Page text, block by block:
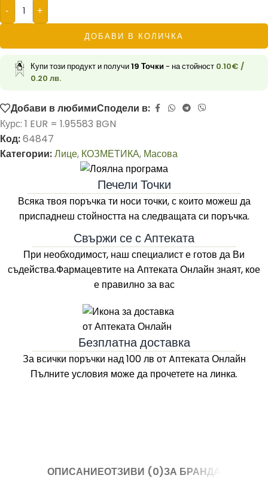
- +
ДОБАВИ В КОЛИЧКА
Купи този продукт и получи19 Точки- на стойност 0.10€ /
0.20 лв.
Добави в любимиСподели в:
Курс: 1 EUR = 1.95583 BGN
Код:64847
Категории:Лице, КОЗМЕТИКА, Масова
Печели Точки
Всяка твоя поръчка ти носи точки, с които можеш да
приспаднеш стойността на следващата си поръчка.
Свържи се с Аптеката
При необходимост, наш специалист е готов да Ви
съдейства.Фармацевтите наАптеката Онлайн знаят, кое
е правилно за вас
Безплатна доставка
За всички поръчки над 100 лв от Aптеката Онлайн
Пълните условия може да прочетете на линка.
ОПИСАНИЕОТЗИВИ (0)ЗА БРАНДА